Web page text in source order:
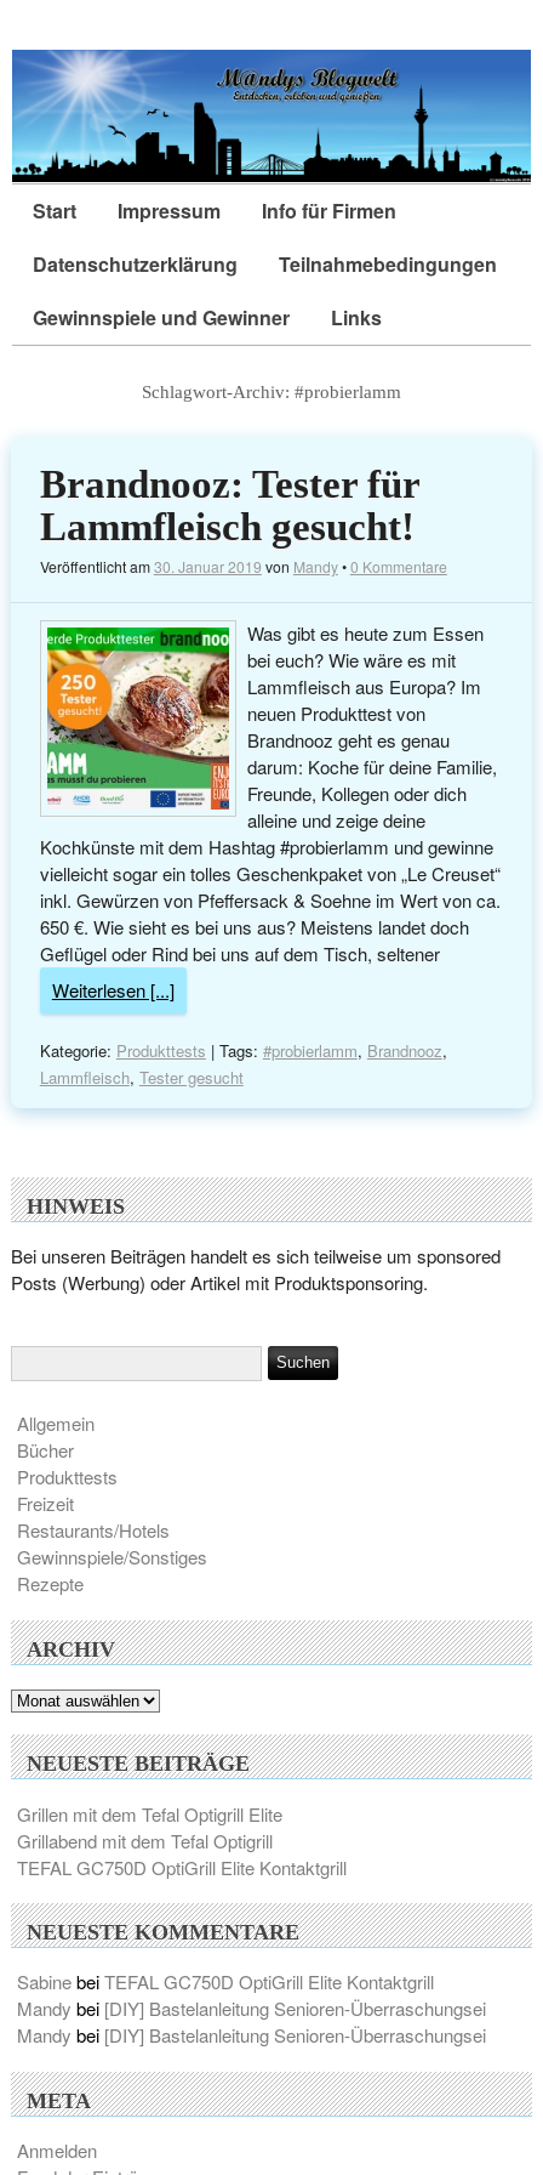
Start Impressum
Info für Firmen
Datenschutzerklärung
Teilnahmebedingungen
Gewinnspiele und Gewinner
Links
Schlagwort-Archiv: #probierlamm
Brandnooz: Tester für
Lammfleisch gesucht!
Veröffentlicht am30. Januar 2019 von Mandy•0 Kommentare
Was gibt es heute zum Essen
bei euch? Wie wäre es mit
Lammfleisch aus Europa? Im
neuen Produkttest von
Brandnooz geht es genau
darum: Koche für deine Familie,
Freunde, Kollegen oder dich
alleine und zeige deine
Kochkünste mit dem Hashtag #probierlamm und gewinne
vielleicht sogar ein tolles Geschenkpaket von „Le Creuset“
inkl. Gewürzen von Pfeffersack & Soehne im Wert von ca.
650 €. Wie sieht es bei uns aus? Meistens landet doch
Geflügel oder Rind bei uns auf dem Tisch, seltener
Weiterlesen [...]
Kategorie: Produkttests | Tags: #probierlamm, Brandnooz,
Lammfleisch, Tester gesucht
HINWEIS
Bei unseren Beiträgen handelt es sich teilweise um sponsored
Posts (Werbung) oder Artikel mit Produktsponsoring.
Allgemein
Bücher
Produkttests
Freizeit
Restaurants/Hotels
Gewinnspiele/Sonstiges
Rezepte
ARCHIV
Archiv
NEUESTE BEITRÄGE
Grillen mit dem Tefal Optigrill Elite
Grillabend mit dem Tefal Optigrill
TEFAL GC750D OptiGrill Elite Kontaktgrill
NEUESTE KOMMENTARE
SabinebeiTEFAL GC750D OptiGrill Elite Kontaktgrill
Mandy bei [DIY] Bastelanleitung Senioren-Überraschungsei
Mandy bei [DIY] Bastelanleitung Senioren-Überraschungsei
META
Anmelden